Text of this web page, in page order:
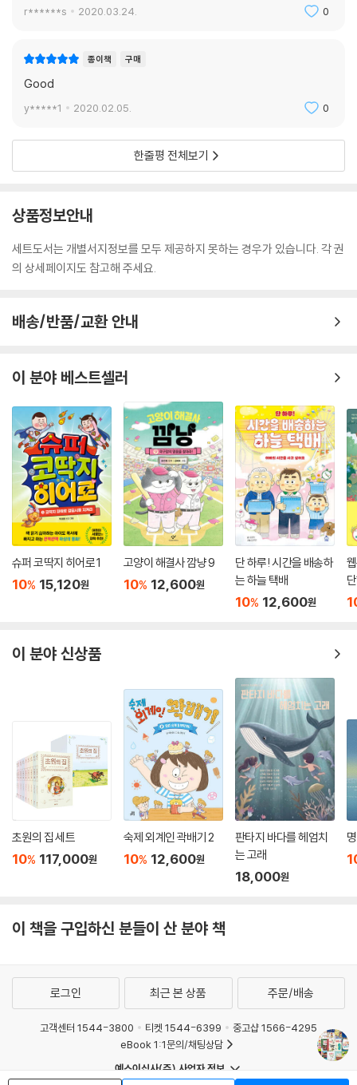
r******s 2020.03.24. 0
종이책 구매
Good
y*****1 2020.02.05. 0
한줄평 전체보기
상품정보안내
세트도서는 개별서지정보를 모두 제공하지 못하는 경우가 있습니다. 각 권
의 상세페이지도 참고해 주세요.
배송/반품/교환 안내
이 분야 베스트셀러
슈퍼 코딱지 히어로 1
10% 15,120원
고양이 해결사 깜냥 9
10% 12,600원
단 하루! 시간을 배송하
는 하늘 택배
10% 12,600원
이 분야 신상품
초원의 집 세트
10% 117,000원
숙제 외계인 곽배기 2
10% 12,600원
판타지 바다를 헤엄치
는 고래
18,000원
이 책을 구입하신 분들이 산 분야 책
로그인 최근 본 상품 주문/배송
고객센터 1544-3800 티켓 1544-6399
중고샵 1566-4295
eBook 1:1문의/채팅상담
예스이십사(주) 사업자 정보